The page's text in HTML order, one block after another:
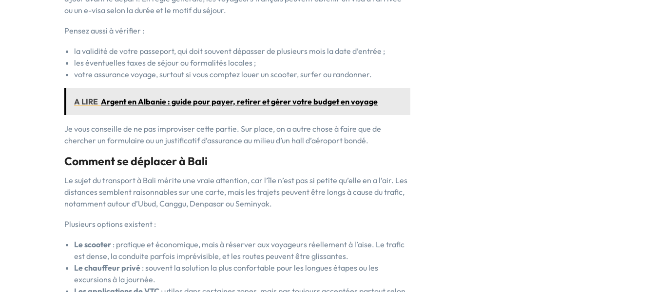
ou un e-visa selon la durée et le motif du séjour.
Pensez aussi à vérifier :
la validité de votre passeport, qui doit souvent dépasser de plusieurs mois la date d’entrée ;
les éventuelles taxes de séjour ou formalités locales ;
votre assurance voyage, surtout si vous comptez louer un scooter, surfer ou randonner.
A LIRE Argent en Albanie : guide pour payer, retirer et gérer votre budget en voyage
Je vous conseille de ne pas improviser cette partie. Sur place, on a autre chose à faire que de
chercher un formulaire ou un justificatif d’assurance au milieu d’un hall d’aéroport bondé.
Comment se déplacer à Bali
Le sujet du transport à Bali mérite une vraie attention, car l’île n’est pas si petite qu’elle en a l’air. Les
distances semblent raisonnables sur une carte, mais les trajets peuvent être longs à cause du trafic,
notamment autour d’Ubud, Canggu, Denpasar ou Seminyak.
Plusieurs options existent :
Le scooter : pratique et économique, mais à réserver aux voyageurs réellement à l’aise. Le trafic
est dense, la conduite parfois imprévisible, et les routes peuvent être glissantes.
Le chauffeur privé : souvent la solution la plus confortable pour les longues étapes ou les
excursions à la journée.